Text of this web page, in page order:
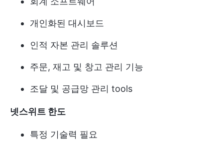
개인화된 대시보드
인적 자본 관리 솔루션
주문, 재고 및 창고 관리 기능
조달 및 공급망 관리 tools
넷스위트 한도
특정 기술력 필요